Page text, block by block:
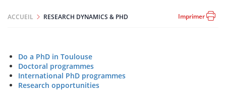
ACCUEIL RESEARCH DYNAMICS & PHD Imprimer
Do a PhD in Toulouse
Doctoral programmes
International PhD programmes
Research opportunities